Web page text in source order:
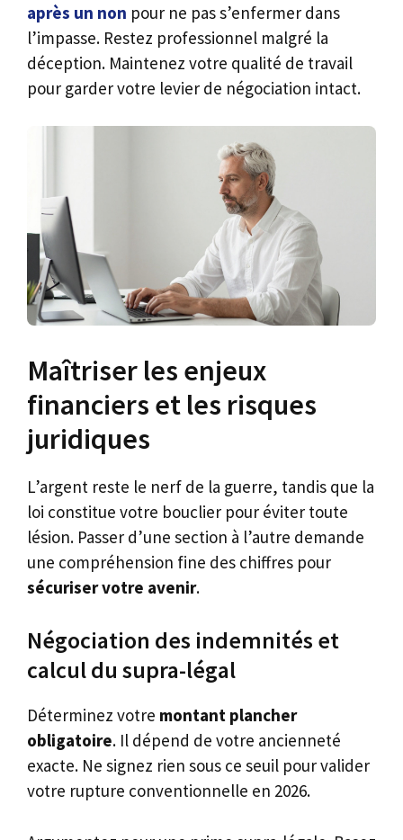
après un non pour ne pas s’enfermer dans
l’impasse. Restez professionnel malgré la
déception. Maintenez votre qualité de travail
pour garder votre levier de négociation intact.
Maîtriser les enjeux
financiers et les risques
juridiques
L’argent reste le nerf de la guerre, tandis que la
loi constitue votre bouclier pour éviter toute
lésion. Passer d’une section à l’autre demande
une compréhension fine des chiffres pour
sécuriser votre avenir.
Négociation des indemnités et
calcul du supra-légal
Déterminez votre montant plancher
obligatoire. Il dépend de votre ancienneté
exacte. Ne signez rien sous ce seuil pour valider
votre rupture conventionnelle en 2026.